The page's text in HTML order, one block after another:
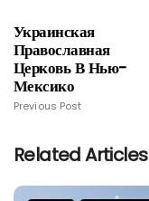
Украинская
Православная
Церковь В Нью-
Мексико
Previous Post
Related Articles